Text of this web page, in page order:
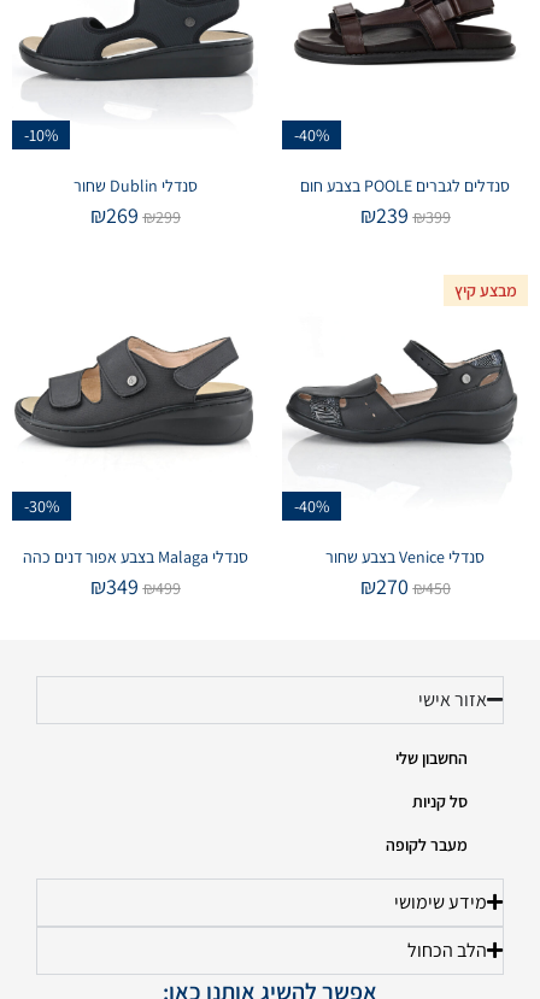
-40%
סנדלים לגברים POOLE בצבע חום
₪399
₪239
-10%
סנדלי Dublin שחור
₪299
₪269
מבצע קיץ
-40%
סנדלי Venice בצבע שחור
₪450
₪270
-30%
סנדלי Malaga בצבע אפור דנים כהה
₪499
₪349
אזור אישי
החשבון שלי
סל קניות
מעבר לקופה
מידע שימושי
הלב הכחול
אפשר להשיג אותנו כאן: